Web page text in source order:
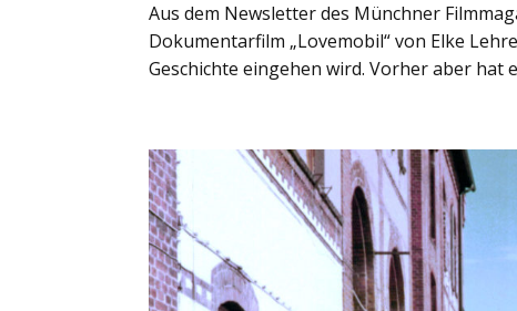
Aus dem Newsletter des Münchner
Dokumentarfilm „Lovemobil“ von Elke
Geschichte eingehen wird. Vorher aber hat